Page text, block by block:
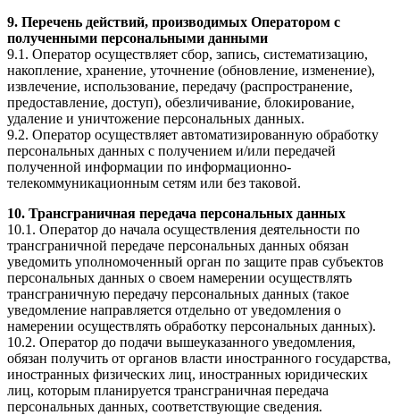
9. Перечень действий, производимых Оператором с
полученными персональными данными
9.1. Оператор осуществляет сбор, запись, систематизацию,
накопление, хранение, уточнение (обновление, изменение),
извлечение, использование, передачу (распространение,
предоставление, доступ), обезличивание, блокирование,
удаление и уничтожение персональных данных.
9.2. Оператор осуществляет автоматизированную обработку
персональных данных с получением и/или передачей
полученной информации по информационно-
телекоммуникационным сетям или без таковой.
10. Трансграничная передача персональных данных
10.1. Оператор до начала осуществления деятельности по
трансграничной передаче персональных данных обязан
уведомить уполномоченный орган по защите прав субъектов
персональных данных о своем намерении осуществлять
трансграничную передачу персональных данных (такое
уведомление направляется отдельно от уведомления о
намерении осуществлять обработку персональных данных).
10.2. Оператор до подачи вышеуказанного уведомления,
обязан получить от органов власти иностранного государства,
иностранных физических лиц, иностранных юридических
лиц, которым планируется трансграничная передача
персональных данных, соответствующие сведения.